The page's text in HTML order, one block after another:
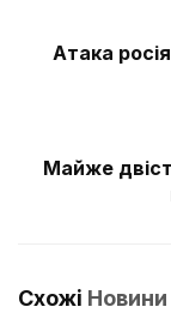
Атака
Майже
Схожі Новини